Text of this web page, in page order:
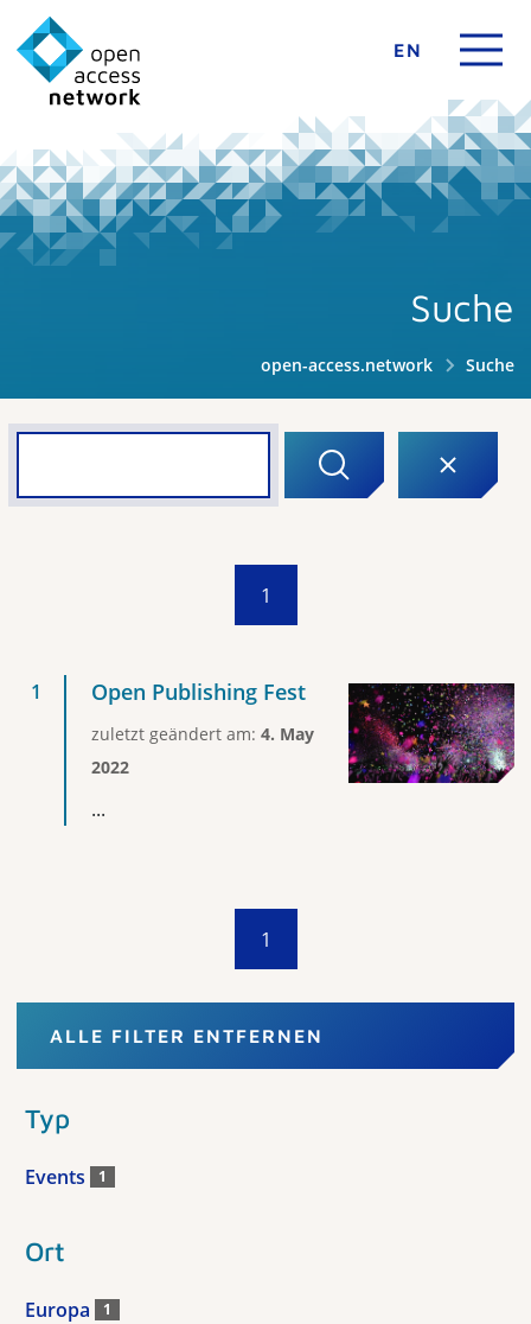
EN
Suche
open-access.network Suche
1
Open Publishing Fest
zuletzt geändert am: 4. May
2022
...
1
ALLE FILTER ENTFERNEN
Typ
Events 1
Ort
Europa 1